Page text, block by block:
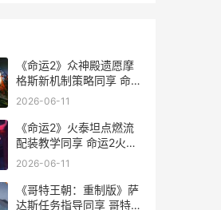
《命运2》众神殿遗愿摩
格斯新机制策略同享 命运
2神性分析vex
2026-06-11
《命运2》火泰坦点燃流
配装教学同享 命运2火泰
坦装备怎么配
2026-06-11
《哥特王朝：重制版》萨
达斯任务指导同享 哥特王